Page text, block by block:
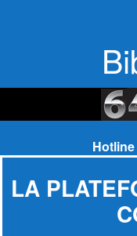
Hotline
LA